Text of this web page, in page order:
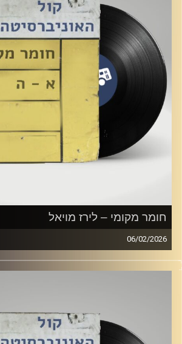
חומר מקומי – לירז מויאל
06/02/2026
שעה של מוזיקה ישראלית עם לירז מויאל